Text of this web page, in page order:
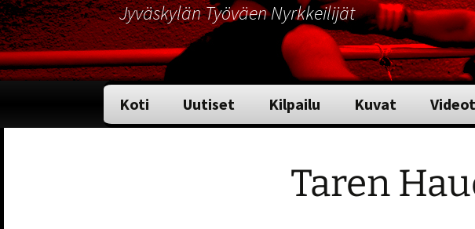
Jyväskylän Työväen Nyrkkeilijät
Siirry
sisältöön
Koti Uutiset Kilpailu Kuvat Videot
Taren